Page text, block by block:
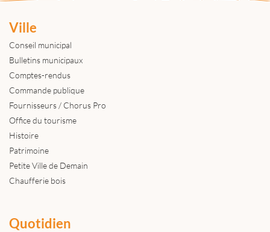
Ville
Conseil municipal
Bulletins municipaux
Comptes-rendus
Commande publique
Fournisseurs / Chorus Pro
Office du tourisme
Histoire
Patrimoine
Petite Ville de Demain
Chaufferie bois
Quotidien